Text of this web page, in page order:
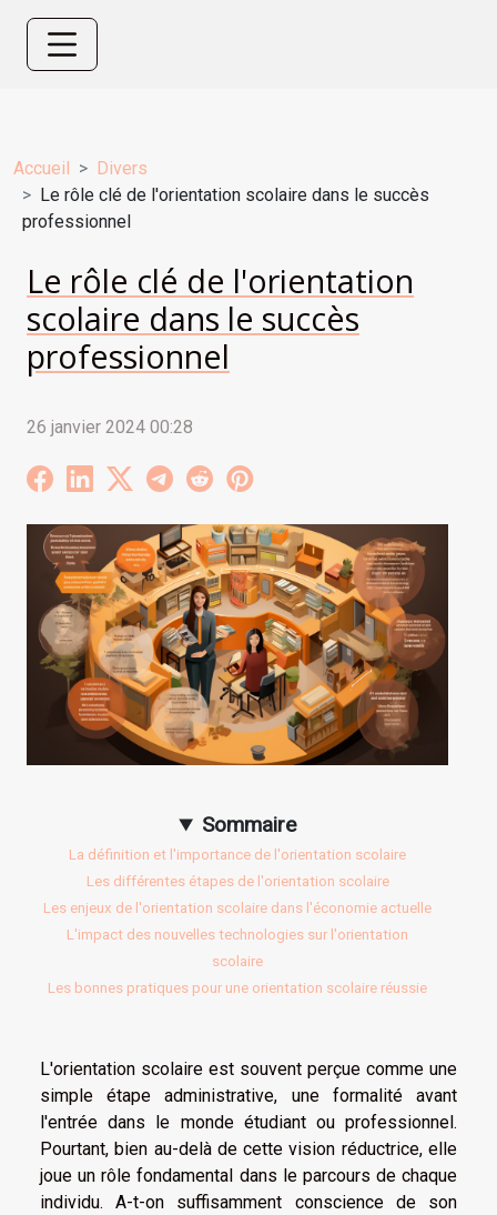
Accueil
Divers
Le rôle clé de l'orientation scolaire dans le succès
professionnel
Le rôle clé de l'orientation
scolaire dans le succès
professionnel
26 janvier 2024 00:28
Sommaire
La définition et l'importance de l'orientation scolaire
Les différentes étapes de l'orientation scolaire
Les enjeux de l'orientation scolaire dans l'économie actuelle
L'impact des nouvelles technologies sur l'orientation
scolaire
Les bonnes pratiques pour une orientation scolaire réussie
L'orientation scolaire est souvent perçue comme une
simple étape administrative, une formalité avant
l'entrée dans le monde étudiant ou professionnel.
Pourtant, bien au-delà de cette vision réductrice, elle
joue un rôle fondamental dans le parcours de chaque
individu. A-t-on suffisamment conscience de son